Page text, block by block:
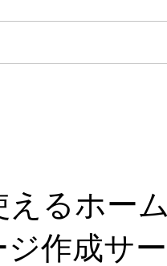
えるホー
作成サ